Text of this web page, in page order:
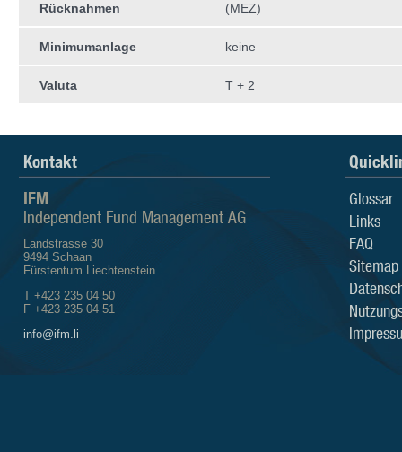
Rücknahmen
(MEZ)
Minimumanlage keine
Valuta T + 2
Kontakt
IFM
Independent Fund Management AG
Landstrasse 30
9494 Schaan
Fürstentum Liechtenstein
T +423 235 04 50
F +423 235 04 51
info@ifm.li
Glossar
Links
FAQ
Sitemap